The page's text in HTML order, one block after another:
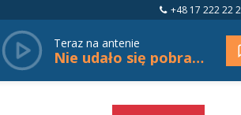
+48 17 222 22
Teraz na antenie
Nie udało się pobrać tytułu.